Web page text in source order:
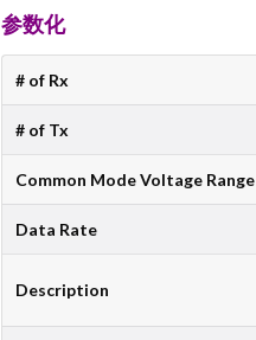
参数化
# of Rx
# of Tx
Common Mode Voltage Range
Data Rate
Description